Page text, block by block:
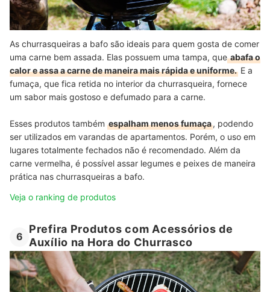
As churrasqueiras a bafo são ideais para quem gosta de comer
uma carne bem assada. Elas possuem uma tampa, queabafa o
calor e assa a carne de maneira mais rápida e uniforme. E a
fumaça, que fica retida no interior da churrasqueira, fornece
um sabor mais gostoso e defumado para a carne.
Esses produtos também espalham menos fumaça, podendo
ser utilizados em varandas de apartamentos. Porém, o uso em
lugares totalmente fechados não é recomendado. Além da
carne vermelha, é possível assar legumes e peixes de maneira
prática nas churrasqueiras a bafo.
Veja o ranking de produtos
6
Prefira Produtos com Acessórios de
Auxílio na Hora do Churrasco